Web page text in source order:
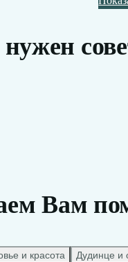
Вам
и красота Дудинце и